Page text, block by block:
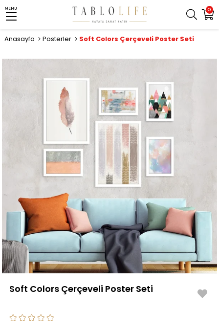
0
MENU
Anasayfa Posterler Soft Colors Çerçeveli Poster Seti
Soft Colors Çerçeveli Poster Seti